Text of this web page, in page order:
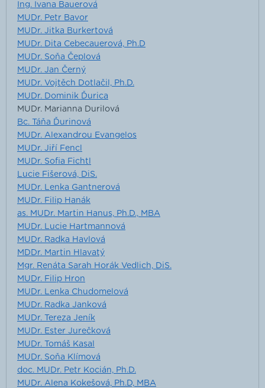
Ing. Ivana Bauerová
MUDr. Petr Bavor
MUDr. Jitka Burkertová
MUDr. Dita Cebecauerová, Ph.D
MUDr. Soňa Čeplová
MUDr. Jan Černý
MUDr. Vojtěch Dotlačil, Ph.D.
MUDr. Dominik Ďurica
MUDr. Marianna Durilová
Bc. Táňa Ďurinová
MUDr. Alexandrou Evangelos
MUDr. Jiří Fencl
MUDr. Sofia Fichtl
Lucie Fišerová, DiS.
MUDr. Lenka Gantnerová
MUDr. Filip Hanák
as. MUDr. Martin Hanus, Ph.D., MBA
MUDr. Lucie Hartmannová
MUDr. Radka Havlová
MDDr. Martin Hlavatý
Mgr. Renáta Sarah Horák Vedlich, DiS.
MUDr. Filip Hron
MUDr. Lenka Chudomelová
MUDr. Radka Janková
MUDr. Tereza Jeník
MUDr. Ester Jurečková
MUDr. Tomáš Kasal
MUDr. Soňa Klímová
doc. MUDr. Petr Kocián, Ph.D.
MUDr. Alena Kokešová, Ph.D, MBA